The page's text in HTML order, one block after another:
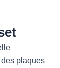
plaques